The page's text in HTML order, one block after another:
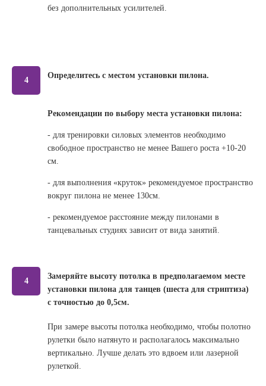
без дополнительных усилителей.
4
Определитесь с местом установки пилона.
Рекомендации по выбору места установки пилона:
- для тренировки силовых элементов необходимо
свободное пространство не менее Вашего роста +10-20
см.
- для выполнения «круток» рекомендуемое пространство
вокруг пилона не менее 130см.
- рекомендуемое расстояние между пилонами в
танцевальных студиях зависит от вида занятий.
4
Замеряйте высоту потолка в предполагаемом месте
установки пилона для танцев (шеста для стриптиза)
с точностью до 0,5см.
При замере высоты потолка необходимо, чтобы полотно
рулетки было натянуто и располагалось максимально
вертикально. Лучше делать это вдвоем или лазерной
рулеткой.